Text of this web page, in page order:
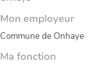
Mon employeur
Commune de Onhaye
Ma fonction